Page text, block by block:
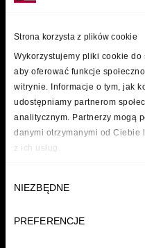
Strona korzysta z plików cookie
Wykorzystujemy pliki cookie
aby oferować funkcje
witrynie. Informacje o tym, jak
udostępniamy partnerom
analitycznym. Partnerzy mogą
danymi otrzymanymi od Ciebie
z ich usług.
zgody
NIEZBĘDNE
PREFERENCJE